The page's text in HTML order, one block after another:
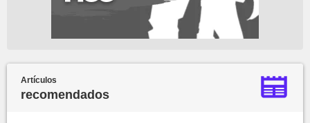
Artículos
recomendados